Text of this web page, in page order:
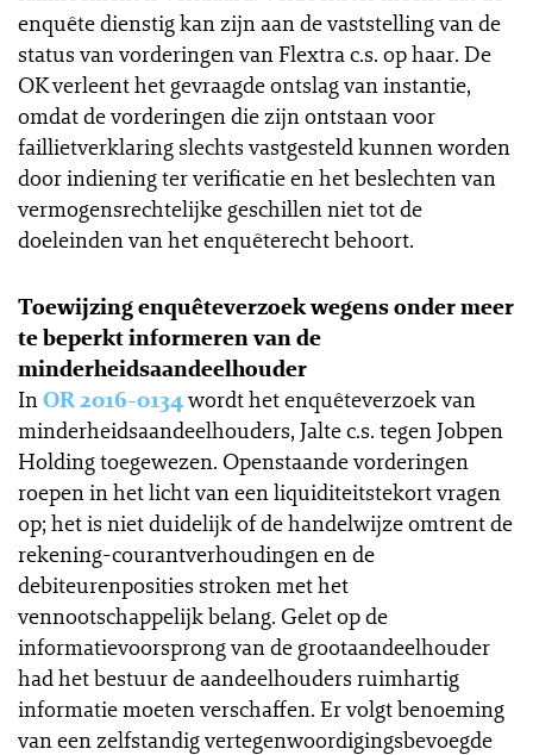
enquête dienstig kan zijn aan de vaststelling van de
status van vorderingen van Flextra c.s. op haar. De
OK verleent het gevraagde ontslag van instantie,
omdat de vorderingen die zijn ontstaan voor
faillietverklaring slechts vastgesteld kunnen worden
door indiening ter verificatie en het beslechten van
vermogensrechtelijke geschillen niet tot de
doeleinden van het enquêterecht behoort.
Toewijzing enquêteverzoek wegens onder meer
te beperkt informeren van de
minderheidsaandeelhouder
InOR 2016-0134wordt het enquêteverzoek van
minderheidsaandeelhouders, Jalte c.s. tegen Jobpen
Holding toegewezen. Openstaande vorderingen
roepen in het licht van een liquiditeitstekort vragen
op; het is niet duidelijk of de handelwijze omtrent de
rekening-courantverhoudingen en de
debiteurenposities stroken met het
vennootschappelijk belang. Gelet op de
informatievoorsprong van de grootaandeelhouder
had het bestuur de aandeelhouders ruimhartig
informatie moeten verschaffen. Er volgt benoeming
van een zelfstandig vertegenwoordigingsbevoegde